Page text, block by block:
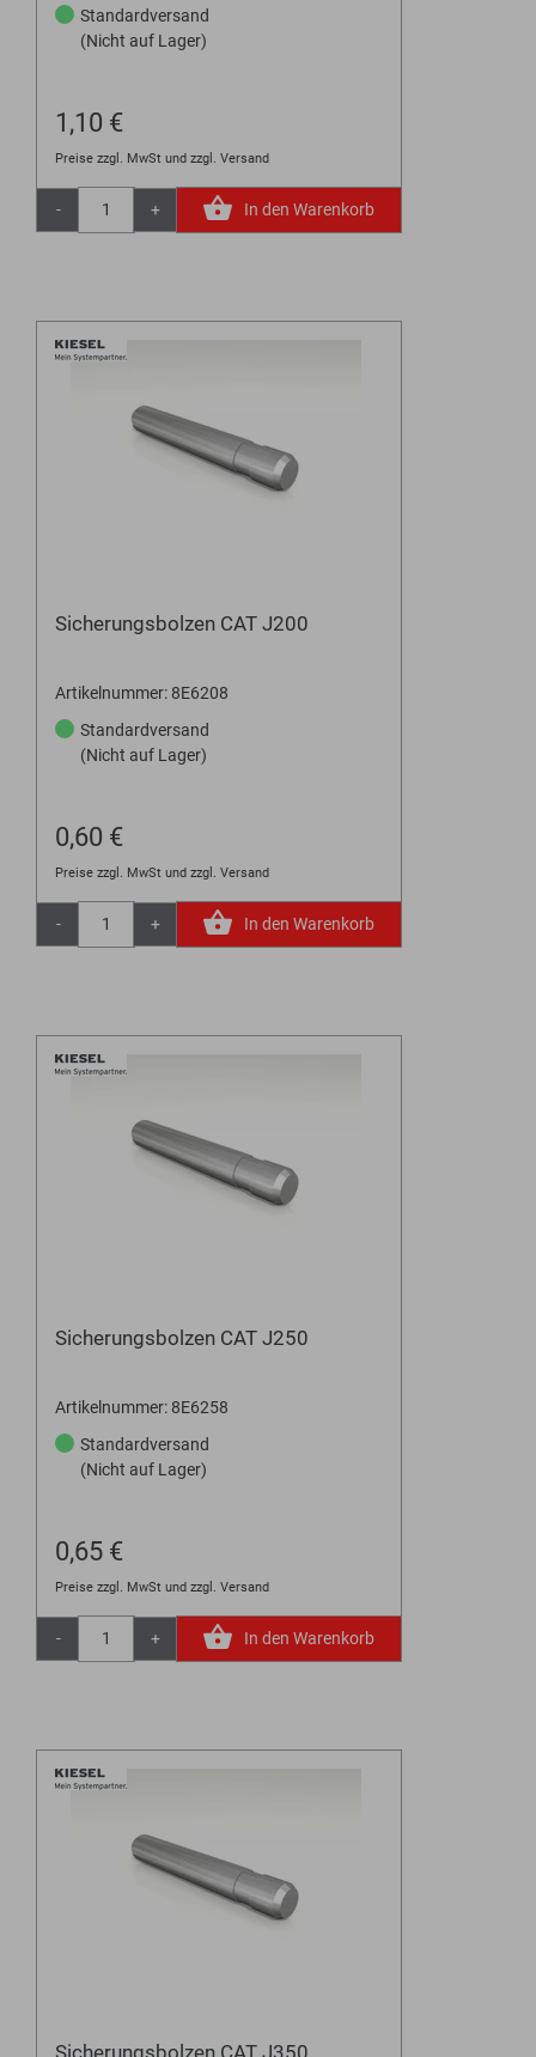
Standardversand
(Nicht auf Lager)
1,10 €
Preise zzgl. MwSt und zzgl. Versand
- + In den Warenkorb
Sicherungsbolzen CAT J200
Artikelnummer: 8E6208
Standardversand
(Nicht auf Lager)
0,60 €
Preise zzgl. MwSt und zzgl. Versand
- + In den Warenkorb
Sicherungsbolzen CAT J250
Artikelnummer: 8E6258
Standardversand
(Nicht auf Lager)
0,65 €
Preise zzgl. MwSt und zzgl. Versand
- + In den Warenkorb
Sicherungsbolzen CAT J350